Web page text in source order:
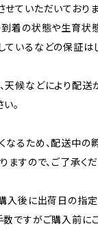
ていただいておりま
着の状態や生育状
いるなどの保証は
候などにより配送
。
るため、配送中の
すので、ご了承くだ
入後に出荷日の指
ですがご購入前に